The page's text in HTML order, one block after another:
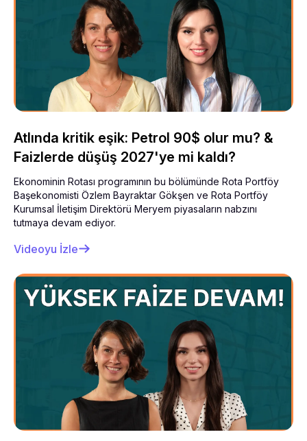
Atlında kritik eşik: Petrol 90$ olur mu? &
Faizlerde düşüş 2027'ye mi kaldı?
Ekonominin Rotası programının bu bölümünde Rota Portföy
Başekonomisti Özlem Bayraktar Gökşen ve Rota Portföy
Kurumsal İletişim Direktörü Meryem piyasaların nabzını
tutmaya devam ediyor.
Videoyu İzle